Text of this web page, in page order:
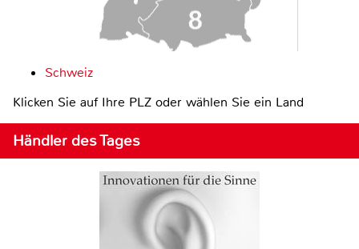
Schweiz
Klicken Sie auf Ihre PLZ oder wählen Sie ein Land
Händler des Tages